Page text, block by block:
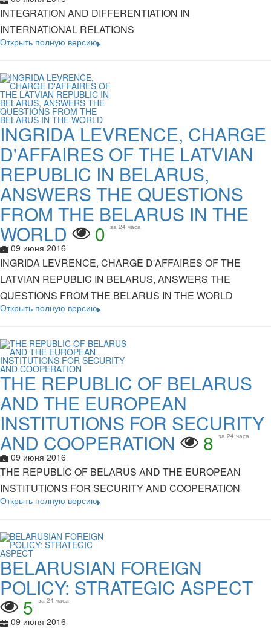
INTEGRATION AND DIFFERENTIATION IN
INTERNATIONAL RELATIONS
Открыть полную версию
INGRIDA LEVRENCE, CHARGE
D'AFFAIRES OF THE LATVIAN
REPUBLIC IN BELARUS,
ANSWERS THE QUESTIONS
FROM THE BELARUS IN THE
WORLD 0 за 24 часа
09 июня 2016
INGRIDA LEVRENCE, CHARGE D'AFFAIRES OF THE
LATVIAN REPUBLIC IN BELARUS, ANSWERS THE
QUESTIONS FROM THE BELARUS IN THE WORLD
Открыть полную версию
THE REPUBLIC OF BELARUS
AND THE EUROPEAN
INSTITUTIONS FOR SECURITY
AND COOPERATION 8 за 24 часа
09 июня 2016
THE REPUBLIC OF BELARUS AND THE EUROPEAN
INSTITUTIONS FOR SECURITY AND COOPERATION
Открыть полную версию
BELARUSIAN FOREIGN
POLICY: STRATEGIC ASPECT
5 за 24 часа
09 июня 2016